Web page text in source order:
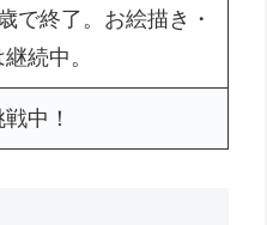
で終了。お絵描き・
続中。
中！